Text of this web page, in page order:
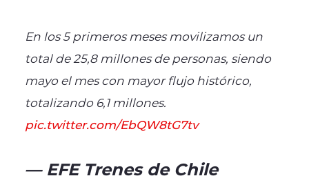
En los 5 primeros meses movilizamos un
total de 25,8 millones de personas, siendo
mayo el mes con mayor flujo histórico,
totalizando 6,1 millones.
pic.twitter.com/EbQW8tG7tv
— EFE Trenes de Chile